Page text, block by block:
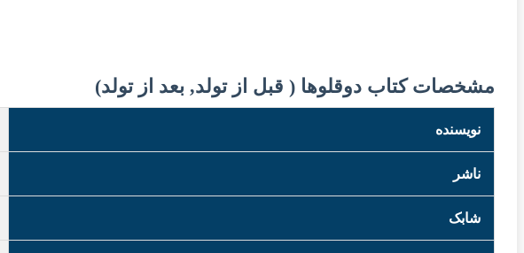
مشخصات کتاب دوقلوها ( قبل از تولد, بعد از تولد)
نویسنده
ناشر
شابک